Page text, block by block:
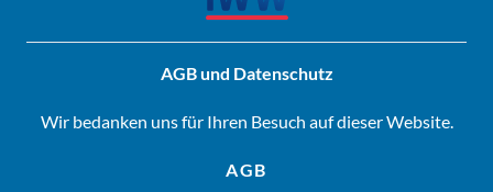
AGB und Datenschutz
Wir bedanken uns für Ihren Besuch auf dieser Website.
AGB